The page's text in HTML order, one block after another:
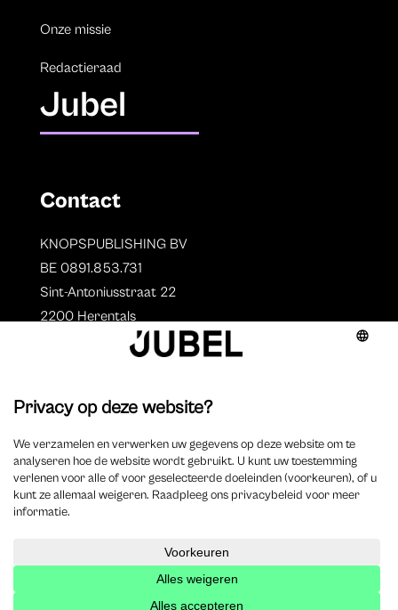
Onze missie
Redactieraad
Jubel
Contact
KNOPSPUBLISHING BV
BE 0891.853.731
Sint-Antoniusstraat 22
2200 Herentals
Auteurs
Overzicht auteurs
Auteur worden?
2025 Jubel – Webdesign byWisemen
Cookieverklaring–Disclaimer–